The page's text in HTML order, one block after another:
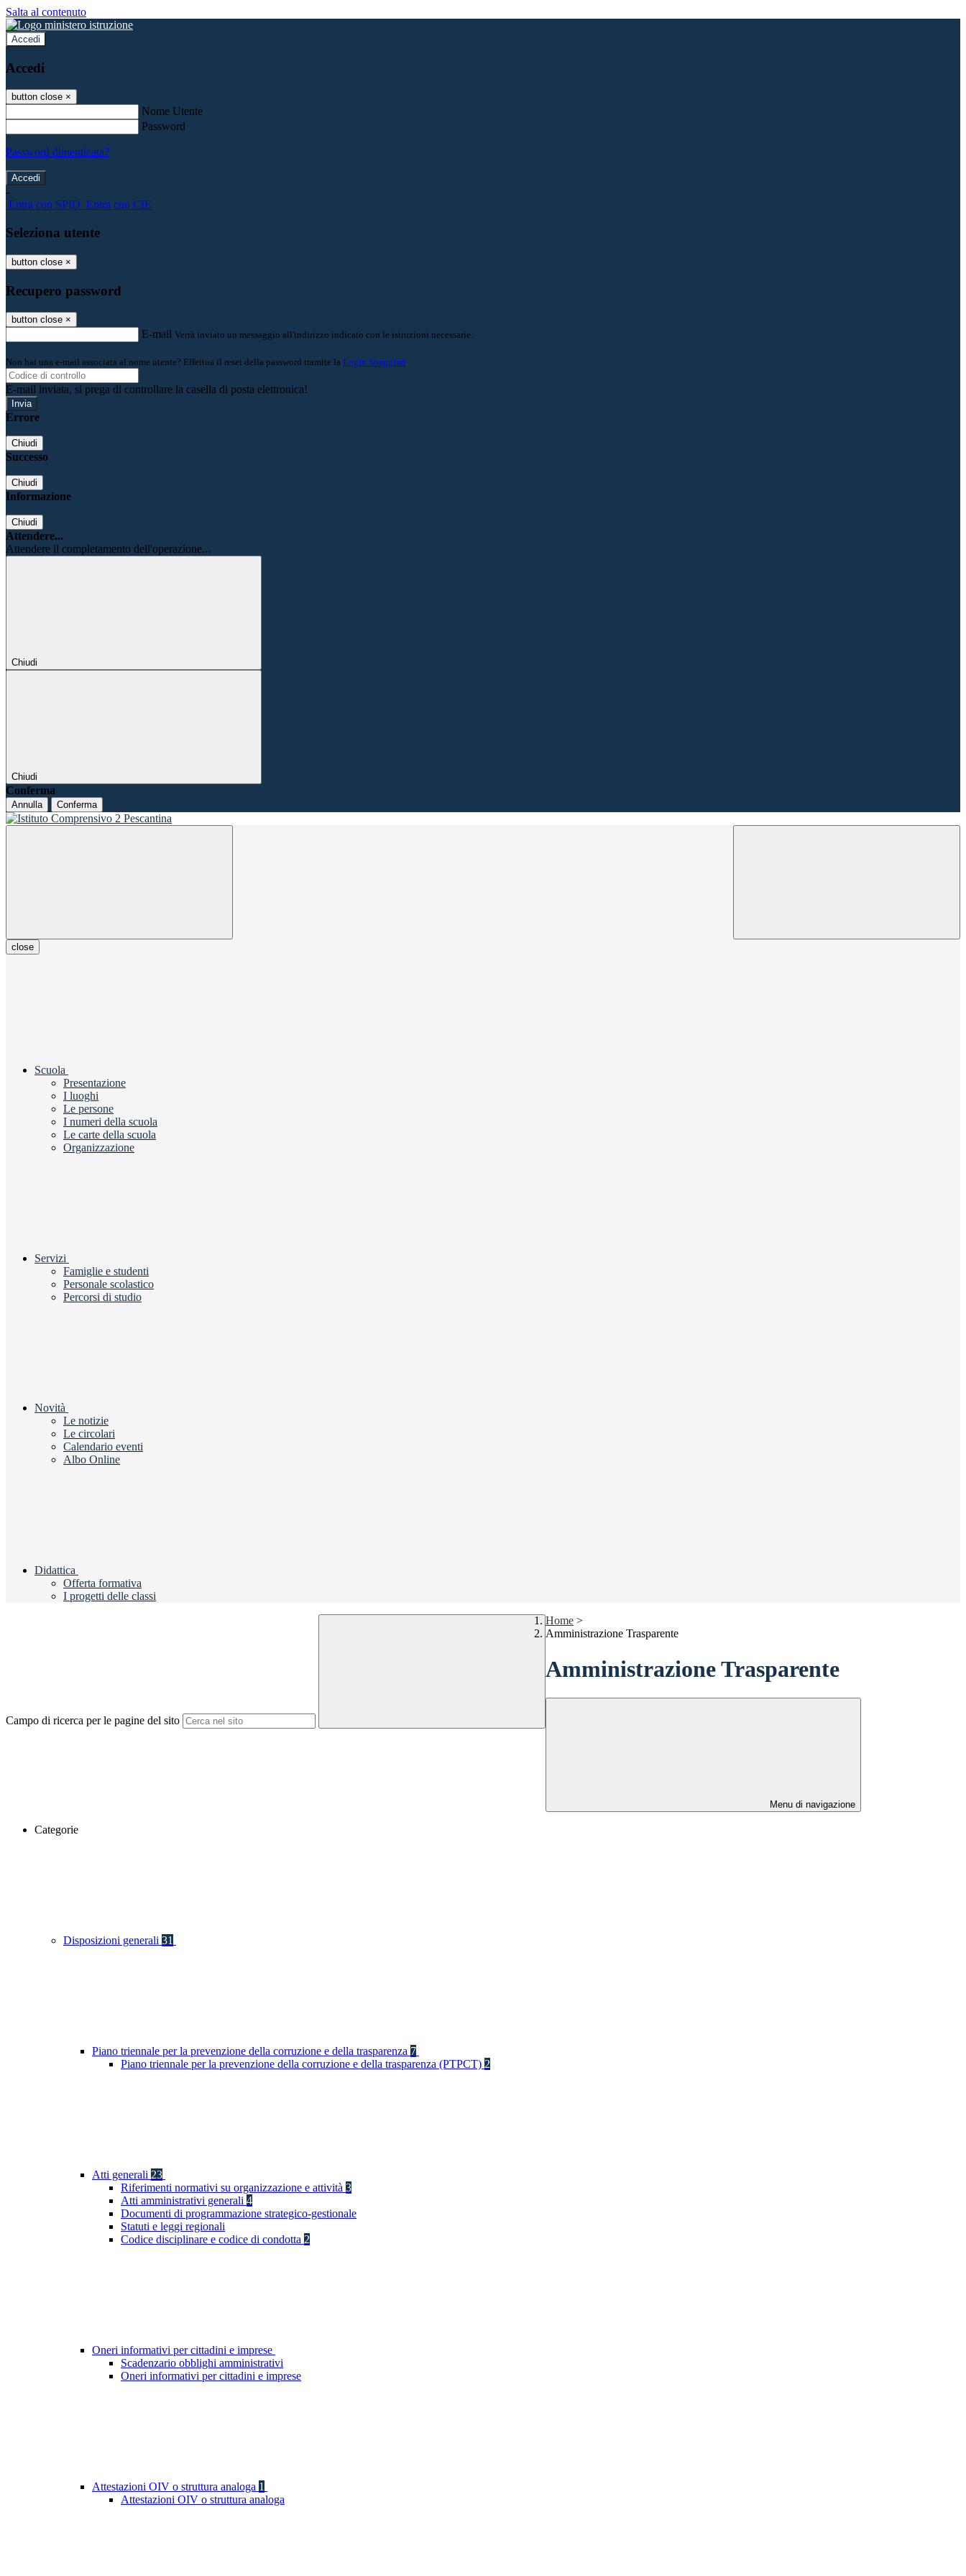
Salta al contenuto
Accedi
Accedi
button close ×
Nome Utente
Password
Password dimenticata?
-
Entra con SPID Entra con CIE
Seleziona utente
button close ×
Recupero password
button close ×
E-mail Verrà inviato un messaggio all'indirizzo indicato con le istruzioni necessarie.
Non hai una e-mail associata al nome utente? Effettua il reset della password tramite la Login Spaggiari
E-mail inviata, si prega di controllare la casella di posta elettronica!
Errore
Chiudi
Successo
Chiudi
Informazione
Chiudi
Attendere...
Attendere il completamento dell'operazione...
Chiudi
Chiudi
Conferma
Annulla Conferma
close
Scuola
Presentazione
I luoghi
Le persone
I numeri della scuola
Le carte della scuola
Organizzazione
Servizi
Famiglie e studenti
Personale scolastico
Percorsi di studio
Novità
Le notizie
Le circolari
Calendario eventi
Albo Online
Didattica
Offerta formativa
I progetti delle classi
Campo di ricerca per le pagine del sito
Home >
Amministrazione Trasparente
Amministrazione Trasparente
Menu di navigazione
Categorie
Disposizioni generali 31
Piano triennale per la prevenzione della corruzione e della trasparenza 7
Piano triennale per la prevenzione della corruzione e della trasparenza (PTPCT) 2
Atti generali 23
Riferimenti normativi su organizzazione e attività 3
Atti amministrativi generali 4
Documenti di programmazione strategico-gestionale
Statuti e leggi regionali
Codice disciplinare e codice di condotta 2
Oneri informativi per cittadini e imprese
Scadenzario obblighi amministrativi
Oneri informativi per cittadini e imprese
Attestazioni OIV o struttura analoga 1
Attestazioni OIV o struttura analoga